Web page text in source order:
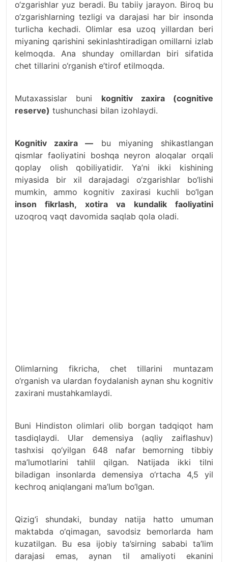
o‘zgarishlar yuz beradi. Bu tabiiy jarayon. Biroq bu
o‘zgarishlarning tezligi va darajasi har bir insonda
turlicha kechadi. Olimlar esa uzoq yillardan beri
miyaning qarishini sekinlashtiradigan omillarni izlab
kelmoqda. Ana shunday omillardan biri sifatida
chet tillarini o‘rganish e’tirof etilmoqda.
Mutaxassislar buni kognitiv zaxira (cognitive
reserve) tushunchasi bilan izohlaydi.
Kognitiv zaxira — bu miyaning shikastlangan
qismlar faoliyatini boshqa neyron aloqalar orqali
qoplay olish qobiliyatidir. Ya’ni ikki kishining
miyasida bir xil darajadagi o‘zgarishlar bo‘lishi
mumkin, ammo kognitiv zaxirasi kuchli bo‘lgan
inson fikrlash, xotira va kundalik faoliyatini
uzoqroq vaqt davomida saqlab qola oladi.
Olimlarning fikricha, chet tillarini muntazam
o‘rganish va ulardan foydalanish aynan shu kognitiv
zaxirani mustahkamlaydi.
Buni Hindiston olimlari olib borgan tadqiqot ham
tasdiqlaydi. Ular demensiya (aqliy zaiflashuv)
tashxisi qo‘yilgan 648 nafar bemorning tibbiy
ma’lumotlarini tahlil qilgan. Natijada ikki tilni
biladigan insonlarda demensiya o‘rtacha 4,5 yil
kechroq aniqlangani ma’lum bo‘lgan.
Qizig‘i shundaki, bunday natija hatto umuman
maktabda o‘qimagan, savodsiz bemorlarda ham
kuzatilgan. Bu esa ijobiy ta’sirning sababi ta’lim
darajasi emas, aynan til amaliyoti ekanini